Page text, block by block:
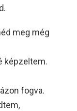
meg még
képzeltem.
fogva.